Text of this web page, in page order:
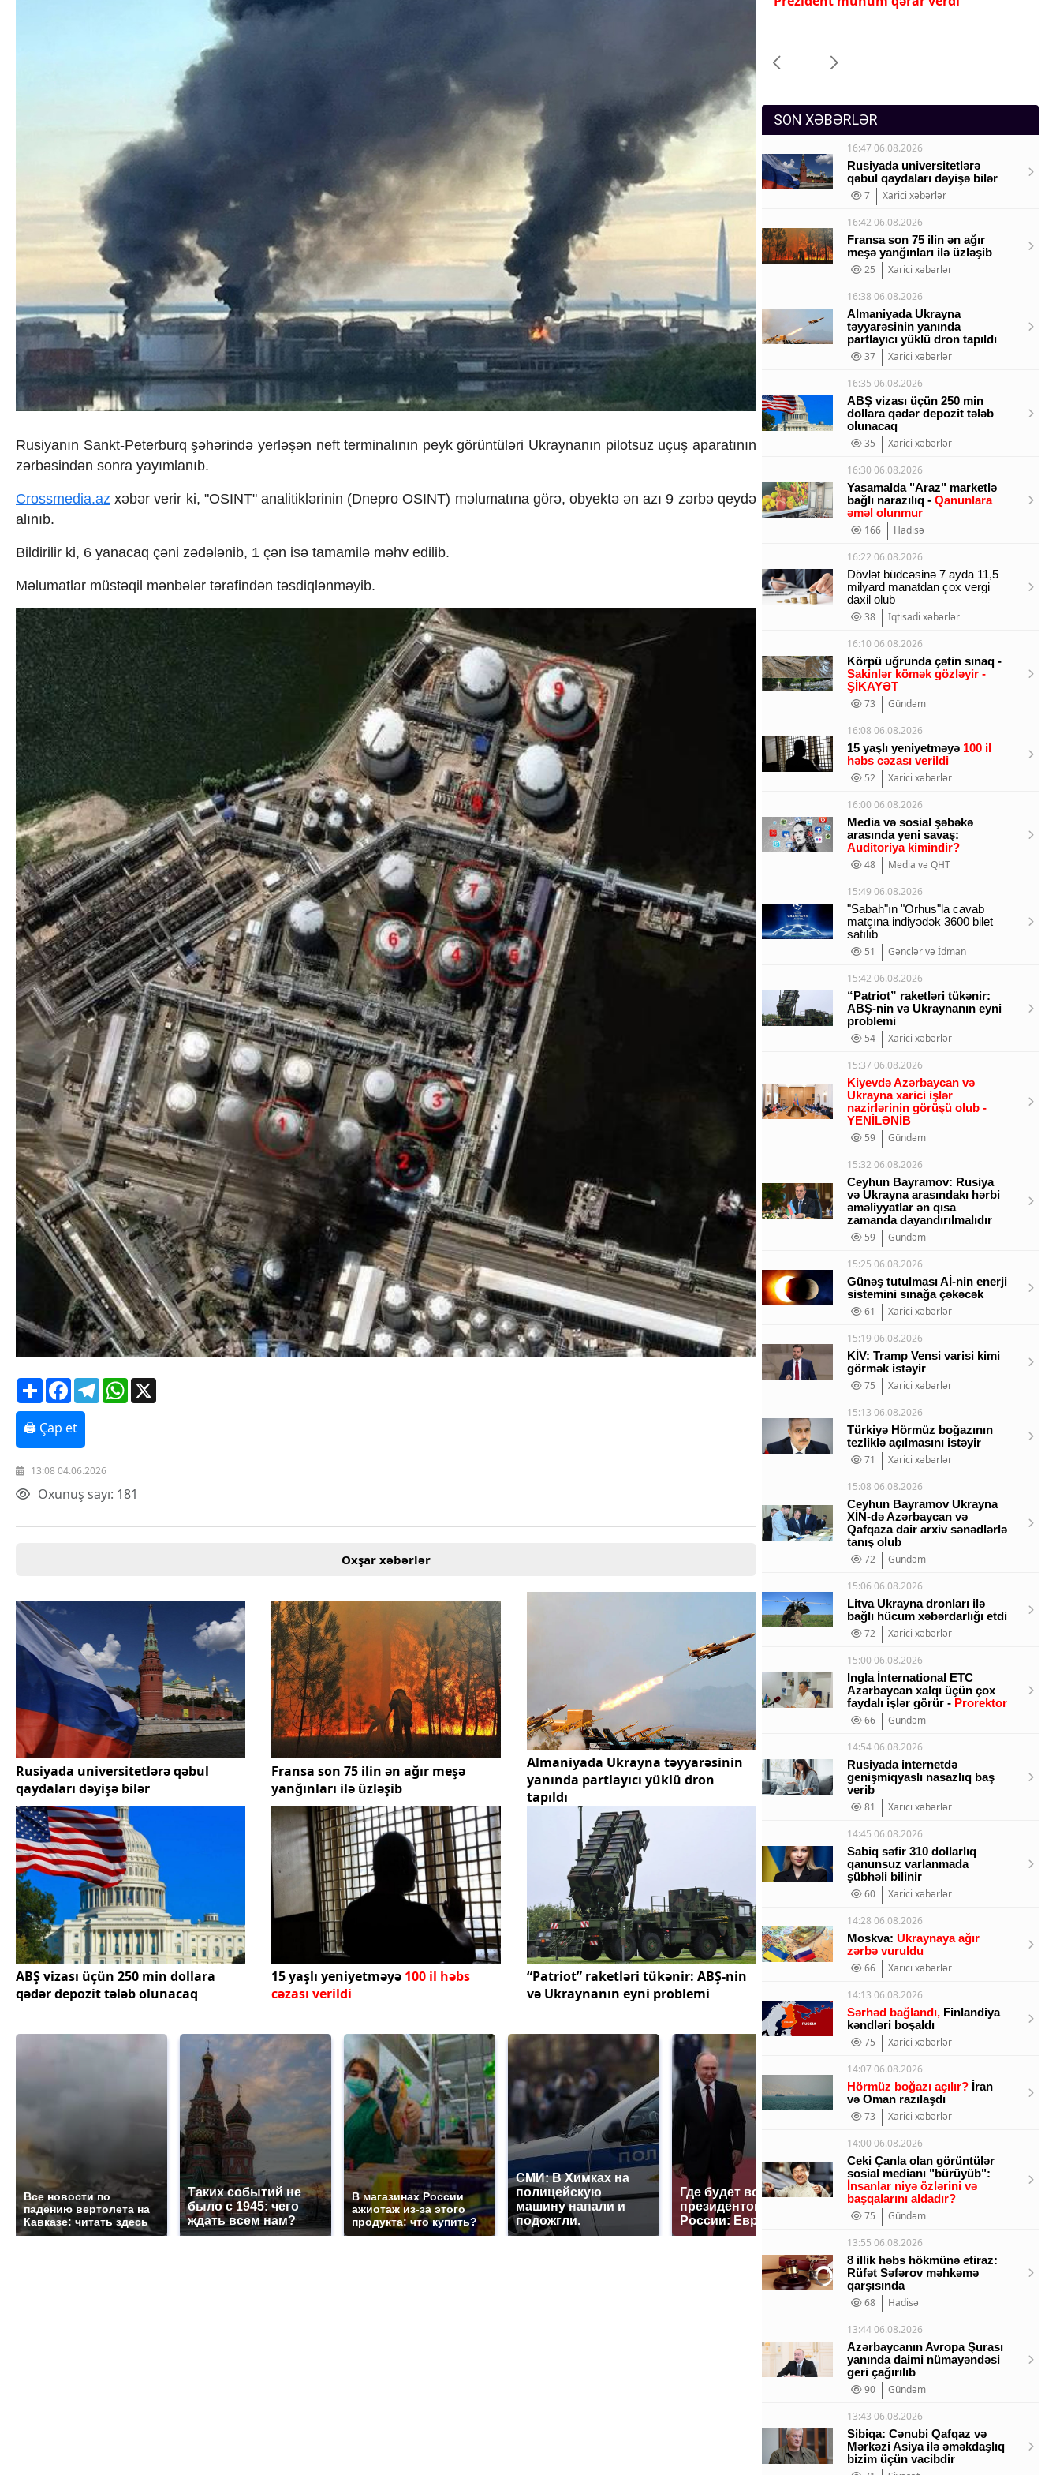
Texnologiya
Mətbuat-150
Elm və təhsil
Mədəniyyət
Yüksəliş hekayəsi
Mədəniyyətimizin Zəfəri
Səhiyyə
Ailə və uşaq
Turizm
İqtisadiyyat
İqtisadi xəbərlər
Energetika
Neft-qaz
Kənd təsərrüfatı
Hərbi sənaye
COP29
Cəmiyyət
Siyasət
Ekologiya
Gənclər və İdman
Media və QHT
Hadisə
Sağlamlıq
Sosium
Mənəvi dəyərlər
Texnologiya
Mətbuat-150
Əlaqə
Missiyamız
Rusiyanın Sankt-Peterburq şəhərində yerləşən neft terminalının peyk görüntüləri Ukraynanın pilotsuz uçuş aparatının
zərbəsindən sonra yayımlanıb.
Crossmedia.az xəbər verir ki, "OSINT" analitiklərinin (Dnepro OSINT) məlumatına görə, obyektə ən azı 9 zərbə qeydə
alınıb.
Bildirilir ki, 6 yanacaq çəni zədələnib, 1 çən isə tamamilə məhv edilib.
Məlumatlar müstəqil mənbələr tərəfindən təsdiqlənməyib.
ShareFacebookTelegramWhatsApp
🖨 Çap et
13:08 04.06.2026
Oxunuş sayı: 181
Oxşar xəbərlər
Rusiyada universitetlərə qəbul
qaydaları dəyişə bilər
Fransa son 75 ilin ən ağır meşə
yanğınları ilə üzləşib
Almaniyada Ukrayna təyyarəsinin
yanında partlayıcı yüklü dron
tapıldı
ABŞ vizası üçün 250 min dollara
qədər depozit tələb olunacaq
15 yaşlı yeniyetməyə 100 il həbs
cəzası verildi
“Patriot” raketləri tükənir: ABŞ-nin
və Ukraynanın eyni problemi
Все новости по
падению вертолета на
Кавказе: читать здесь
Таких событий не
было с 1945: чего
ждать всем нам?
В магазинах России
ажиотаж из-за этого
продукта: что купить?
СМИ: В Химках на
полицейскую
машину напали и
подожгли.
Где будет встреча
президентов США и
России: Европа?
На Урале из казны
были украдены 18
миллионов рублей
daimi nümayəndəsi geri çağırılıb
SON XƏBƏRLƏR
16:47 06.08.2026
Rusiyada universitetlərə
qəbul qaydaları dəyişə bilər
7
Xarici xəbərlər
16:42 06.08.2026
Fransa son 75 ilin ən ağır
meşə yanğınları ilə üzləşib
25
Xarici xəbərlər
16:38 06.08.2026
Almaniyada Ukrayna
təyyarəsinin yanında
partlayıcı yüklü dron tapıldı
37
Xarici xəbərlər
16:35 06.08.2026
ABŞ vizası üçün 250 min
dollara qədər depozit tələb
olunacaq
35
Xarici xəbərlər
16:30 06.08.2026
Yasamalda "Araz" marketlə
bağlı narazılıq - Qanunlara
əməl olunmur
166
Hadisə
16:22 06.08.2026
Dövlət büdcəsinə 7 ayda 11,5
milyard manatdan çox vergi
daxil olub
38
İqtisadi xəbərlər
16:10 06.08.2026
Körpü uğrunda çətin sınaq -
Sakinlər kömək gözləyir -
ŞİKAYƏT
73
Gündəm
16:08 06.08.2026
15 yaşlı yeniyetməyə 100 il
həbs cəzası verildi
52
Xarici xəbərlər
16:00 06.08.2026
Media və sosial şəbəkə
arasında yeni savaş:
Auditoriya kimindir?
48
Media və QHT
15:49 06.08.2026
"Sabah"ın "Orhus"la cavab
matçına indiyədək 3600 bilet
satılıb
51
Gənclər və İdman
15:42 06.08.2026
“Patriot” raketləri tükənir:
ABŞ-nin və Ukraynanın eyni
problemi
54
Xarici xəbərlər
15:37 06.08.2026
Kiyevdə Azərbaycan və
Ukrayna xarici işlər
nazirlərinin görüşü olub -
YENİLƏNİB
59
Gündəm
15:32 06.08.2026
Ceyhun Bayramov: Rusiya
və Ukrayna arasındakı hərbi
əməliyyatlar ən qısa
zamanda dayandırılmalıdır
59
Gündəm
15:25 06.08.2026
Günəş tutulması Aİ-nin enerji
sistemini sınağa çəkəcək
61
Xarici xəbərlər
15:19 06.08.2026
KİV: Tramp Vensi varisi kimi
görmək istəyir
75
Xarici xəbərlər
15:13 06.08.2026
Türkiyə Hörmüz boğazının
tezliklə açılmasını istəyir
71
Xarici xəbərlər
15:08 06.08.2026
Ceyhun Bayramov Ukrayna
XİN-də Azərbaycan və
Qafqaza dair arxiv sənədlərlə
tanış olub
72
Gündəm
15:06 06.08.2026
Litva Ukrayna dronları ilə
bağlı hücum xəbərdarlığı etdi
72
Xarici xəbərlər
15:00 06.08.2026
Ingla İnternational ETC
Azərbaycan xalqı üçün çox
faydalı işlər görür - Prorektor
66
Gündəm
14:54 06.08.2026
Rusiyada internetdə
genişmiqyaslı nasazlıq baş
verib
81
Xarici xəbərlər
14:45 06.08.2026
Sabiq səfir 310 dollarlıq
qanunsuz varlanmada
şübhəli bilinir
60
Xarici xəbərlər
14:28 06.08.2026
Moskva: Ukraynaya ağır
zərbə vuruldu
66
Xarici xəbərlər
14:13 06.08.2026
Sərhəd bağlandı, Finlandiya
kəndləri boşaldı
75
Xarici xəbərlər
14:07 06.08.2026
Hörmüz boğazı açılır? İran
və Oman razılaşdı
73
Xarici xəbərlər
14:00 06.08.2026
Ceki Çanla olan görüntülər
sosial medianı "bürüyüb":
İnsanlar niyə özlərini və
başqalarını aldadır?
75
Gündəm
13:55 06.08.2026
8 illik həbs hökmünə etiraz:
Rüfət Səfərov məhkəmə
qarşısında
68
Hadisə
13:44 06.08.2026
Azərbaycanın Avropa Şurası
yanında daimi nümayəndəsi
geri çağırılıb
90
Gündəm
13:43 06.08.2026
Sibiqa: Cənubi Qafqaz və
Mərkəzi Asiya ilə əməkdaşlıq
bizim üçün vacibdir